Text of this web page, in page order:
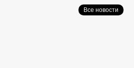
Все новости